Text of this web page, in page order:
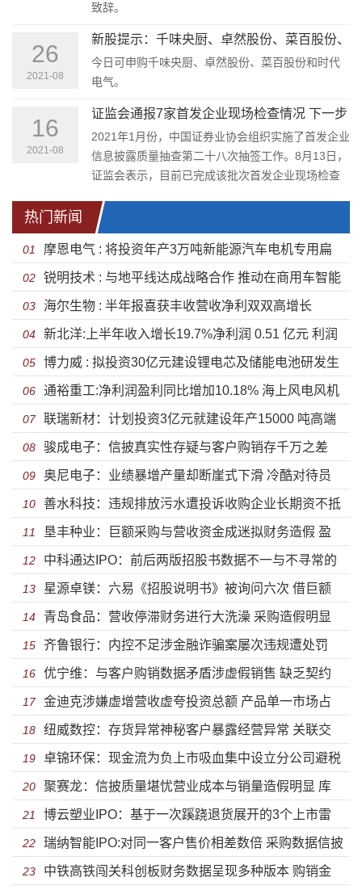
致辞。
26
2021-08
新股提示：千味央厨、卓然股份、菜百股份、
时代电气今日申购
今日可申购千味央厨、卓然股份、菜百股份和时代
电气。
16
2021-08
证监会通报7家首发企业现场检查情况 下一步
将推动现场检查常态化规范化
2021年1月份，中国证券业协会组织实施了首发企业
信息披露质量抽查第二十八次抽签工作。8月13日，
证监会表示，目前已完成该批次首发企业现场检查
主板1家，科创板3家，创业板3家。
热门新闻
01 摩恩电气 : 将投资年产3万吨新能源汽车电机专用扁
型电磁线项目
02 锐明技术 : 与地平线达成战略合作 推动在商用车智能
化领域
03 海尔生物 : 半年报喜获丰收营收净利双双高增长
04 新北洋:上半年收入增长19.7%净利润 0.51 亿元 利润
与营收未同步增长
05 博力威 : 拟投资30亿元建设锂电芯及储能电池研发生
产总部项目
06 通裕重工:净利润盈利同比增加10.18% 海上风电风机
大型化成为未来趋势
07 联瑞新材：计划投资3亿元就建设年产15000 吨高端
芯片封装用球形粉体
08 骏成电子：信披真实性存疑与客户购销存千万之差
诸多财务数据异常经营拟造假
09 奥尼电子：业绩暴增产量却断崖式下滑 冷酷对待员
工令人寒心弄虚作假被行政处罚
10 善水科技：违规排放污水遭投诉收购企业长期资不抵
债 避而不答深交所质问毛利率问题
11 垦丰种业：巨额采购与营收资金成迷拟财务造假 盈
利能力大幅下滑股东违规减持被监管
12 中科通达IPO：前后两版招股书数据不一与不寻常的
“可恢复”对赌协议
13 星源卓镁：六易《招股说明书》被询问六次 借巨额
外汇未还涉跨境洗钱或涉扰乱外汇市场
14 青岛食品：营收停滞财务进行大洗澡 采购造假明显
刚申报就被监管信披或失实
15 齐鲁银行：内控不足涉金融诈骗案屡次违规遭处罚
盈利能力缩水踩雷债劵违约
16 优宁维：与客户购销数据矛盾涉虚假销售 缺乏契约
精神携可恢复对赌协议闯关
17 金迪克涉嫌虚增营收虚夸投资总额 产品单一市场占
有率下滑债务压顶却急于分红
18 纽威数控：存货异常神秘客户暴露经营异常 关联交
易疑虚假披露虚增巨额营收为上市
19 卓锦环保：现金流为负上市吸血集中设立分公司避税
盈利能力下滑核心竞争力差强人意
20 聚赛龙：信披质量堪忧营业成本与销量造假明显 库
存虚构涉同业竞争研发远低于同行
21 博云塑业IPO：基于一次蹊跷退货展开的3个上市雷
区
22 瑞纳智能IPO:对同一客户售价相差数倍 采购数据信披
造假明显销量前后矛盾
23 中铁高铁闯关科创板财务数据呈现多种版本 购销金